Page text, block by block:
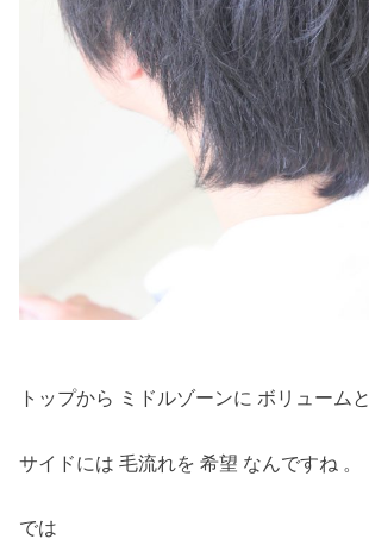
トップから ミドルゾーンに ボリュームと
サイドには 毛流れを 希望 なんですね 。
では